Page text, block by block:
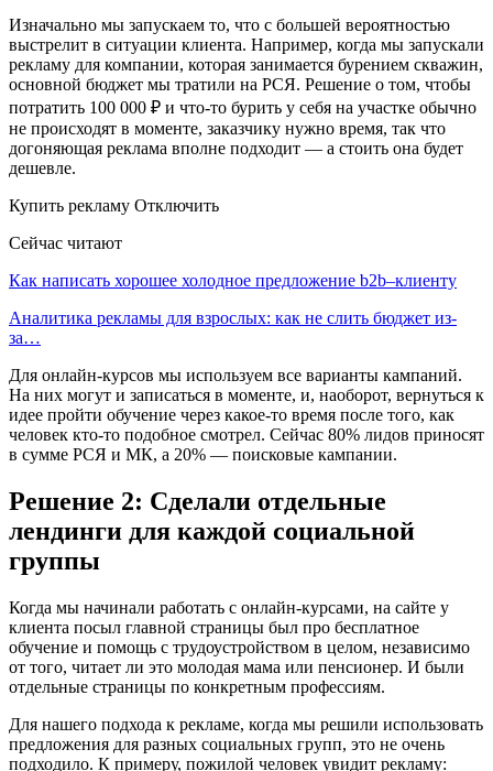
Изначально мы запускаем то, что с большей вероятностью
выстрелит в ситуации клиента. Например, когда мы запускали
рекламу для компании, которая занимается бурением скважин,
основной бюджет мы тратили на РСЯ. Решение о том, чтобы
потратить 100 000 ₽ и что-то бурить у себя на участке обычно
не происходят в моменте, заказчику нужно время, так что
догоняющая реклама вполне подходит — а стоить она будет
дешевле.
Купить рекламу Отключить
Сейчас читают
Как написать хорошее холодное предложение b2b–клиенту
Аналитика рекламы для взрослых: как не слить бюджет из-
за…
Для онлайн-курсов мы используем все варианты кампаний.
На них могут и записаться в моменте, и, наоборот, вернуться к
идее пройти обучение через какое-то время после того, как
человек кто-то подобное смотрел. Сейчас 80% лидов приносят
в сумме РСЯ и МК, а 20% — поисковые кампании.
Решение 2: Сделали отдельные
лендинги для каждой социальной
группы
Когда мы начинали работать с онлайн-курсами, на сайте у
клиента посыл главной страницы был про бесплатное
обучение и помощь с трудоустройством в целом, независимо
от того, читает ли это молодая мама или пенсионер. И были
отдельные страницы по конкретным профессиям.
Для нашего подхода к рекламе, когда мы решили использовать
предложения для разных социальных групп, это не очень
подходило. К примеру, пожилой человек увидит рекламу: